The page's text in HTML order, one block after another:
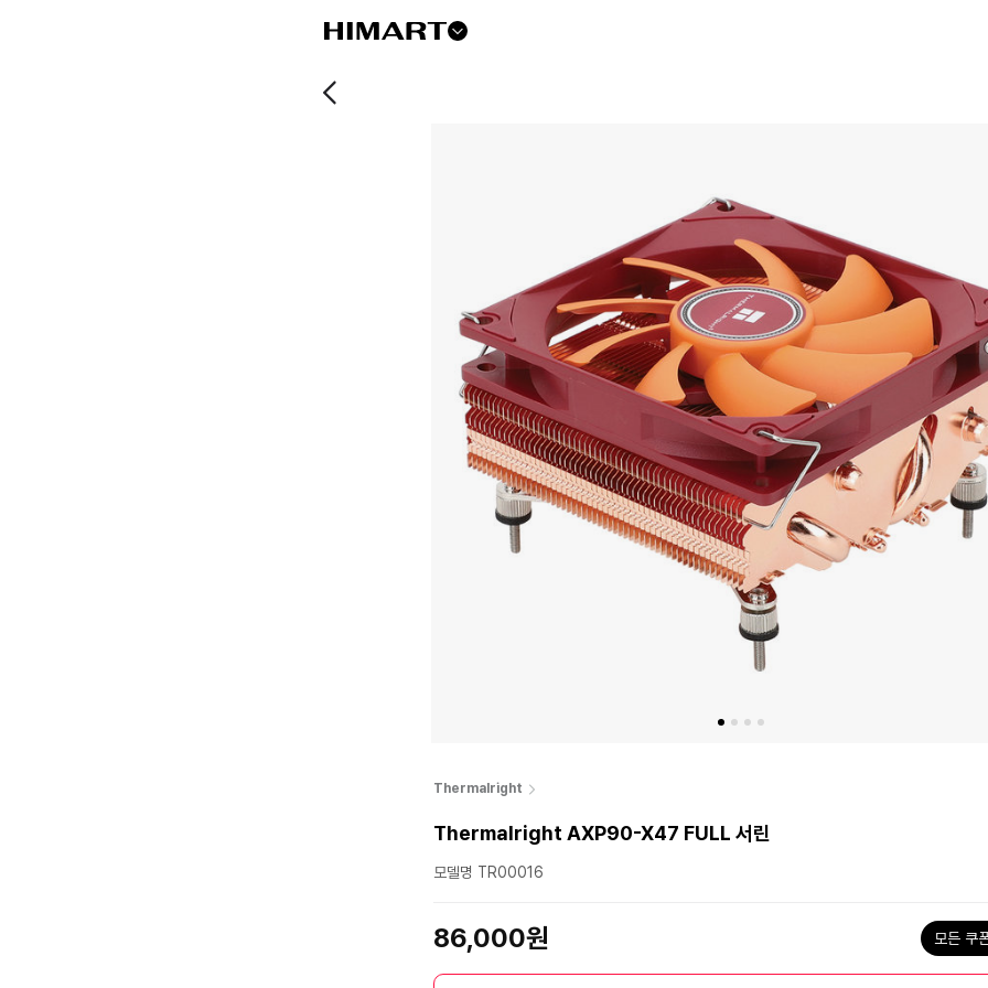
Thermalright
Thermalright AXP90-X47 FULL 서린
모델명 TR00016
86,000원 모든 쿠